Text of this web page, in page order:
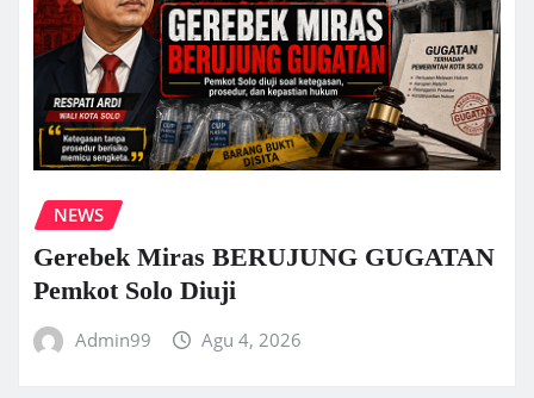
NEWS
Gerebek Miras BERUJUNG GUGATAN
Pemkot Solo Diuji
Admin99 Agu 4, 2026